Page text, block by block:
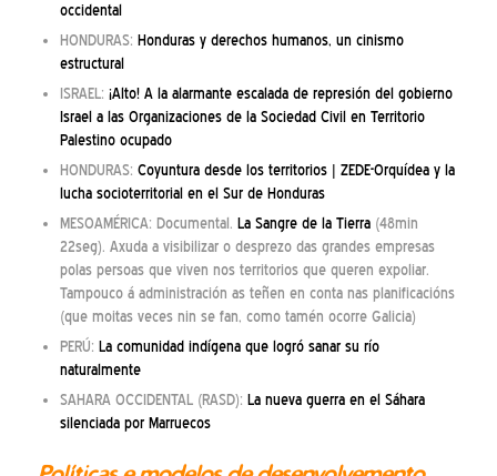
occidental
HONDURAS: Honduras y derechos humanos, un cinismo
estructural
ISRAEL: ¡Alto! A la alarmante escalada de represión del gobierno
Israel a las Organizaciones de la Sociedad Civil en Territorio
Palestino ocupado
HONDURAS: Coyuntura desde los territorios | ZEDE-Orquídea y la
lucha socioterritorial en el Sur de Honduras
MESOAMÉRICA: Documental. La Sangre de la Tierra(48min
22seg). Axuda a visibilizar o desprezo das grandes empresas
polas persoas que viven nos territorios que queren expoliar.
Tampouco á administración as teñen en conta nas planificacións
(que moitas veces nin se fan, como tamén ocorre Galicia)
PERÚ: La comunidad indígena que logró sanar su río
naturalmente
SAHARA OCCIDENTAL (RASD): La nueva guerra en el Sáhara
silenciada por Marruecos